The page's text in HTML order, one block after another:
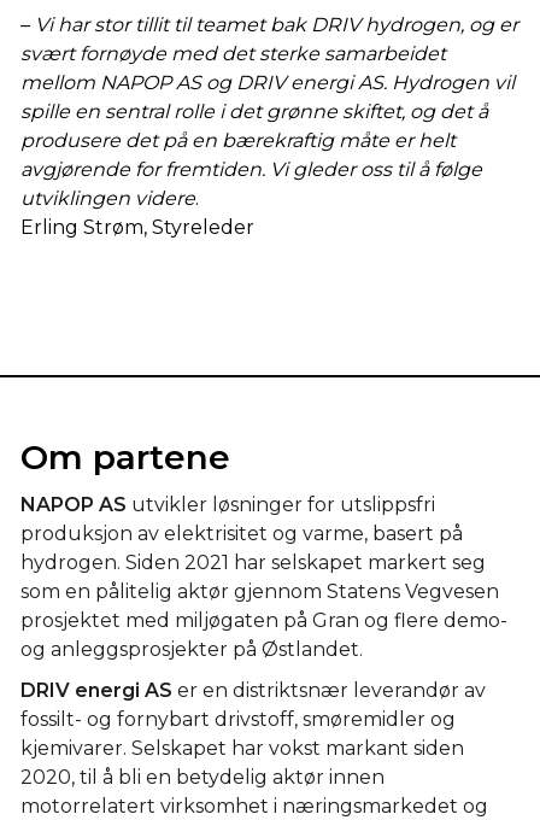
– Vi har stor tillit til teamet bak DRIV hydrogen, og er
svært fornøyde med det sterke samarbeidet
mellom NAPOP AS og DRIV energi AS. Hydrogen vil
spille en sentral rolle i det grønne skiftet, og det å
produsere det på en bærekraftig måte er helt
avgjørende for fremtiden. Vi gleder oss til å følge
utviklingen videre.
Erling Strøm, Styreleder
Om partene
NAPOP AS utvikler løsninger for utslippsfri
produksjon av elektrisitet og varme, basert på
hydrogen. Siden 2021 har selskapet markert seg
som en pålitelig aktør gjennom Statens Vegvesen
prosjektet med miljøgaten på Gran og flere demo-
og anleggsprosjekter på Østlandet.
DRIV energi ASer en distriktsnær leverandør av
fossilt- og fornybart drivstoff, smøremidler og
kjemivarer. Selskapet har vokst markant siden
2020, til å bli en betydelig aktør innen
motorrelatert virksomhet i næringsmarkedet og